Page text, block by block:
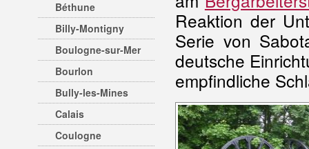
Béthune
Billy-Montigny
Boulogne-sur-Mer
Bourlon
Bully-les-Mines
Calais
Coulogne
Reaktion der
Serie von
deutsche
empfindliche